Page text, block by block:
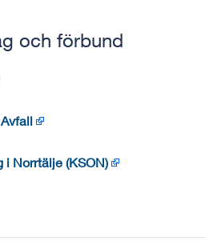
och förbund
i Norrtälje (KSON)